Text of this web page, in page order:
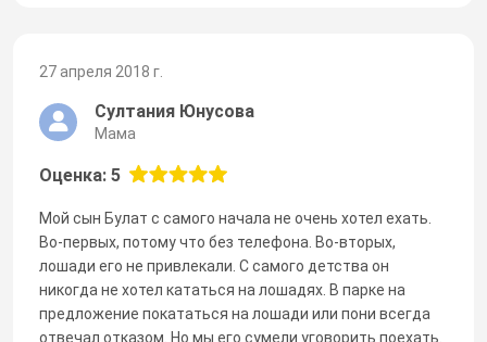
27 апреля 2018 г.
Султания Юнусова
Мама
Оценка: 5
Мой сын Булат с самого начала не очень хотел ехать.
Во-первых, потому что без телефона. Во-вторых,
лошади его не привлекали. С самого детства он
никогда не хотел кататься на лошадях. В парке на
предложение покататься на лошади или пони всегда
отвечал отказом. Но мы его сумели уговорить поехать.